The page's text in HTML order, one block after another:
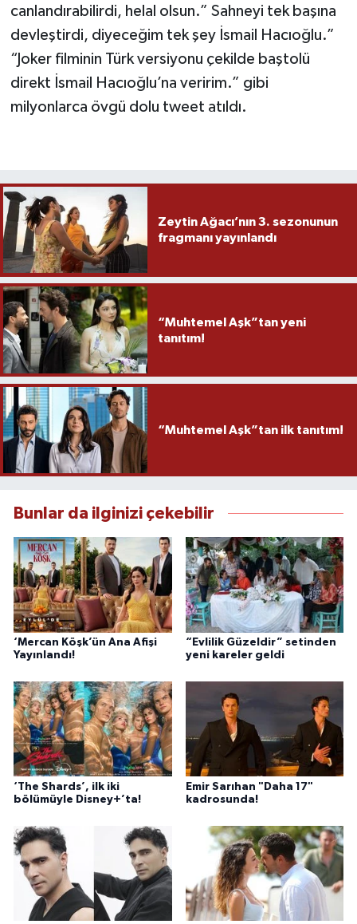
canlandırabilirdi, helal olsun.” Sahneyi tek başına
devleştirdi, diyeceğim tek şey İsmail Hacıoğlu.”
“Joker filminin Türk versiyonu çekilde baştolü
direkt İsmail Hacıoğlu’na veririm.” gibi
milyonlarca övgü dolu tweet atıldı.
Zeytin Ağacı’nın 3. sezonunun
fragmanı yayınlandı
“Muhtemel Aşk”tan yeni
tanıtım!
“Muhtemel Aşk”tan ilk tanıtım!
Bunlar da ilginizi çekebilir
‘Mercan Köşk’ün Ana Afişi
Yayınlandı!
“Evlilik Güzeldir” setinden
yeni kareler geldi
‘The Shards’, ilk iki
bölümüyle Disney+’ta!
Emir Sarıhan "Daha 17"
kadrosunda!